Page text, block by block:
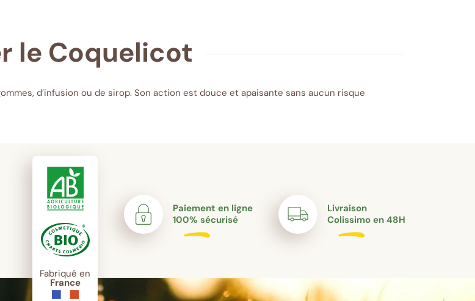
le Coquelicot
d’infusion ou de sirop. Son action est douce et apaisante sans aucun risque
Fabriqué en
France
Paiement en ligne
100% sécurisé
Livraison
Colissimo en 48H